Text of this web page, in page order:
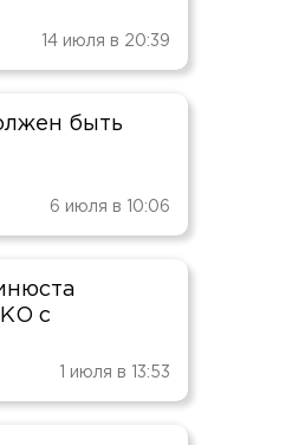
14 июля в 20:39
быть
6 июля в 10:06
с
1 июля в 13:53